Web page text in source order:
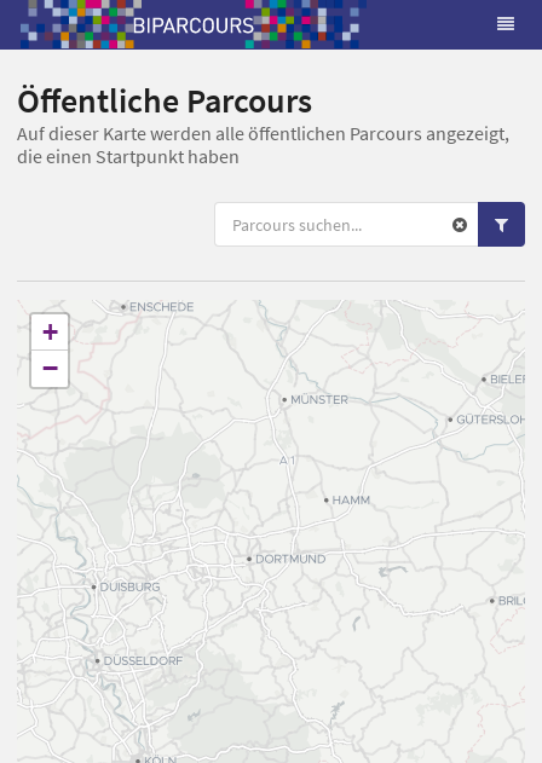
Öffentliche Parcours
Auf dieser Karte werden alle öffentlichen Parcours angezeigt,
die einen Startpunkt haben
+
−